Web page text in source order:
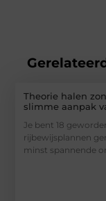
Theorie halen
slimme aanpak
Je bent 18
rijbewijsplannen
minst spannende